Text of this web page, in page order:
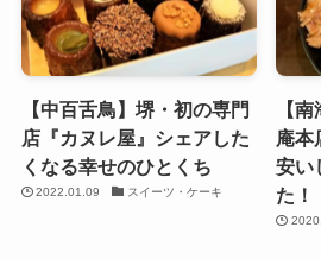
【中百舌鳥】堺・初の専門
店『カヌレ屋』シェアした
くなる幸せのひとくち
2022.01.09 スイーツ・ケーキ
【
庵本
安い
た！